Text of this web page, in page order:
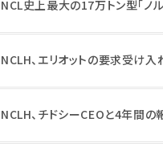
NCL史上最大の17万トン型「ノ
NCLH、エリオットの要求受け
NCLH、チドシーCEOと4年間の